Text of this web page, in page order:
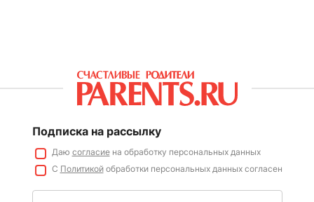
Подписка на рассылку
Даю согласиена обработку персональных данных
С Политикойобработки персональных данных согласен